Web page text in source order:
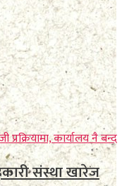
संस्था खारेज